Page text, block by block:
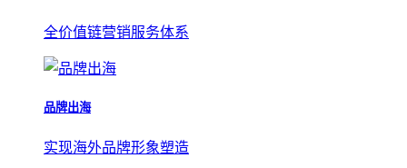
全价值链营销服务体系
品牌出海
实现海外品牌形象塑造